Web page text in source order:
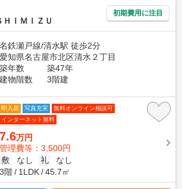
ＩＭＩＺＵ
初期費用に注目
名鉄瀬戸線/清水駅 徒歩2分
愛知県名古屋市北区清水２丁目
築年数
築47年
建物階数
3階建
即入居 写真充実
無料オンライン相談可
インターネット無料
7.6万円
管理費等：3,500円
敷
なし 礼
なし
3階
1LDK 45.7㎡